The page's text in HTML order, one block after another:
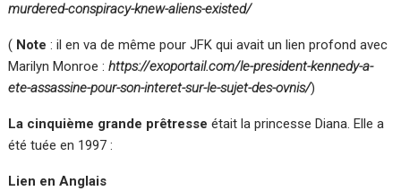
murdered-conspiracy-knew-aliens-existed/
( Note: il en va de même pour JFK qui avait un lien profond avec
Marilyn Monroe :https://exoportail.com/le-president-kennedy-a-
ete-assassine-pour-son-interet-sur-le-sujet-des-ovnis/)
La cinquième grande prêtresse était la princesse Diana. Elle a
été tuée en 1997 :
Lien en Anglais